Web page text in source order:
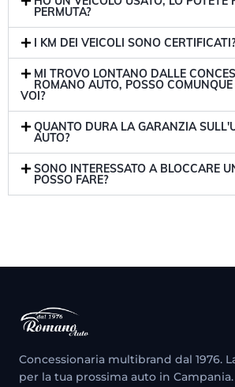
PERMUTA?
I KM DEI VEICOLI SONO CERTIFICATI?
MI TROVO LONTANO DALLE
ROMANO AUTO, POSSO
VOI?
QUANTO DURA LA GARANZIA
AUTO?
SONO INTERESSATO A BLOCCARE
POSSO FARE?
Concessionaria multibrand dal 1976.
per la tua prossima auto in Campania.